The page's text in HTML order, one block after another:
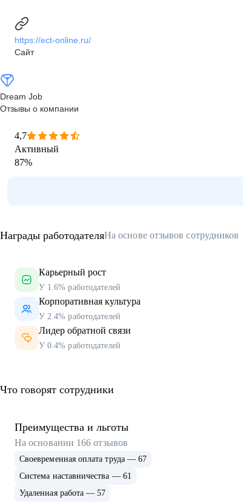
https://ect-online.ru/
Сайт
Dream Job
Отзывы о компании
4,7
Активный
87%
Награды работодателяНа основе отзывов сотрудников
Карьерный рост
У 1.6% работодателей
Корпоративная культура
У 2.4% работодателей
Лидер обратной связи
У 0.4% работодателей
Что говорят сотрудники
Преимущества и льготы
На основании 166 отзывов
Своевременная оплата труда — 67
Система наставничества — 61
Удаленная работа — 57